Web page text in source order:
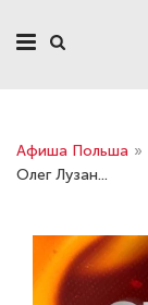
Афиша Польша »
Олег Лузан...